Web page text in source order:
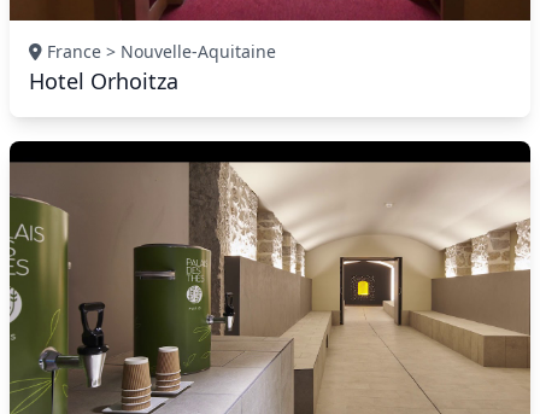
France > Nouvelle-Aquitaine
Hotel Orhoitza